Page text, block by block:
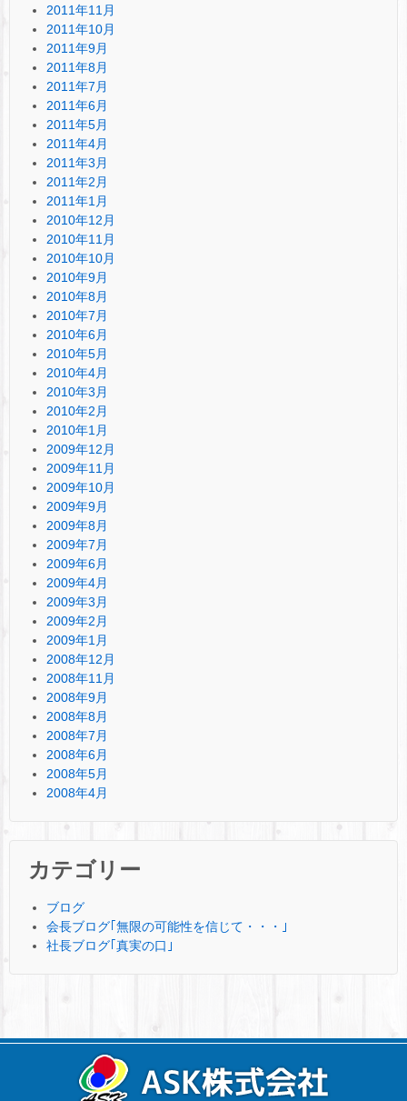
2011年11月
2011年10月
2011年9月
2011年8月
2011年7月
2011年6月
2011年5月
2011年4月
2011年3月
2011年2月
2011年1月
2010年12月
2010年11月
2010年10月
2010年9月
2010年8月
2010年7月
2010年6月
2010年5月
2010年4月
2010年3月
2010年2月
2010年1月
2009年12月
2009年11月
2009年10月
2009年9月
2009年8月
2009年7月
2009年6月
2009年4月
2009年3月
2009年2月
2009年1月
2008年12月
2008年11月
2008年9月
2008年8月
2008年7月
2008年6月
2008年5月
2008年4月
カテゴリー
ブログ
会長ブログ｢無限の可能性を信じて・・・｣
社長ブログ｢真実の口｣